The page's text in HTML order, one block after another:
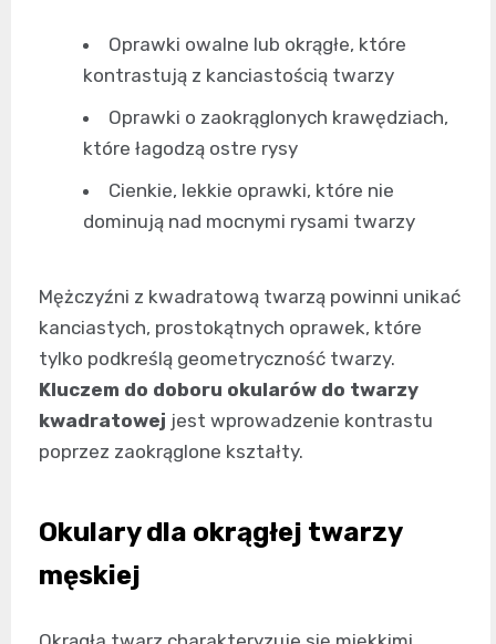
Oprawki owalne lub okrągłe, które
kontrastują z kanciastością twarzy
Oprawki o zaokrąglonych krawędziach,
które łagodzą ostre rysy
Cienkie, lekkie oprawki, które nie
dominują nad mocnymi rysami twarzy
Mężczyźni z kwadratową twarzą powinni unikać
kanciastych, prostokątnych oprawek, które
tylko podkreślą geometryczność twarzy.
Kluczem do doboru okularów do twarzy
kwadratowej jest wprowadzenie kontrastu
poprzez zaokrąglone kształty.
Okulary dla okrągłej twarzy
męskiej